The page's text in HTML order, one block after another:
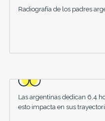
Radiografía de los padres
Las argentinas dedican 6,4
esto impacta en sus